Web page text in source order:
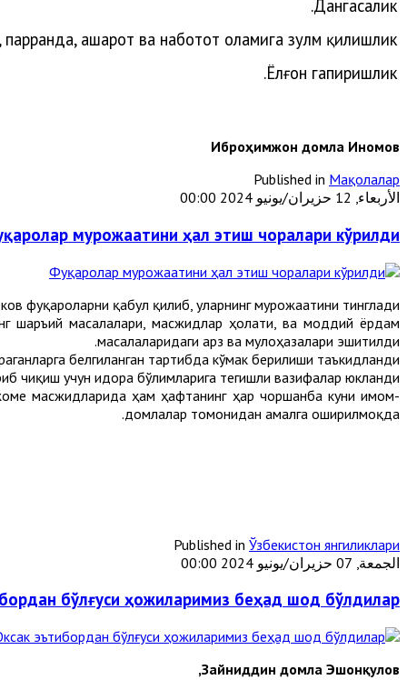
Дангасалик.
парранда, ҳашарот ва наботот оламига зулм қилишлик
Ёлғон гапиришлик
.
Иброҳимжон домла Иномов
Published in Мақолалар
الأربعاء, 12 حزيران/يونيو 2024 00:00
мурожаатини ҳал этиш чоралари кўрилди
фуқароларни қабул қилиб, уларнинг мурожаатини тинглади.
шаръий масалалари, масжидлар ҳолати, ва моддий ёрдам
масалаларидаги арз ва мулоҳазалари эшитилди.
белгиланган тартибда кўмак берилиши таъкидланди.
чиқиш учун идора бўлимларига тегишли вазифалар юкланди.
масжидларида ҳам ҳафтанинг ҳар чоршанба куни имом-
домлалар томонидан амалга оширилмоқда.
Published in Ўзбекистон янгиликлари
الجمعة, 07 حزيران/يونيو 2024 00:00
бўлғуси ҳожиларимиз беҳад шод бўлдилар
Зайниддин домла Эшонқулов,